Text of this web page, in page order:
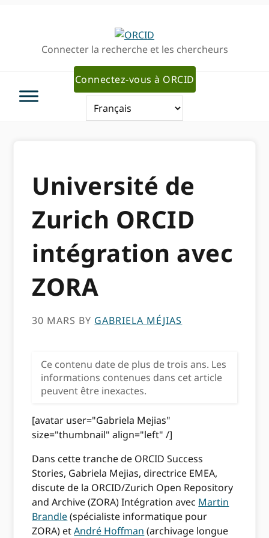
navigationConnecter la recherche et les chercheurs
Connectez-vous à ORCID
Université de
Zurich ORCID
intégration avec
ZORA
30 MARS BY GABRIELA MÉJIAS
Ce contenu date de plus de trois ans. Les
informations contenues dans cet article
peuvent être inexactes.
[avatar user="Gabriela Mejias"
size="thumbnail" align="left" /]
Dans cette tranche de ORCID Success
Stories, Gabriela Mejias, directrice EMEA,
discute de la ORCID/Zurich Open Repository
and Archive (ZORA) Intégration avec Martin
Brandle(spécialiste informatique pour
ZORA) etAndré Hoffman (archivage longue